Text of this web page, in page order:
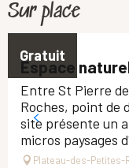
Sur place
Gratuit
Espace
Entre St Pierre
Roches, point de
site présente un
micros paysages
Plateau-des-Petites-